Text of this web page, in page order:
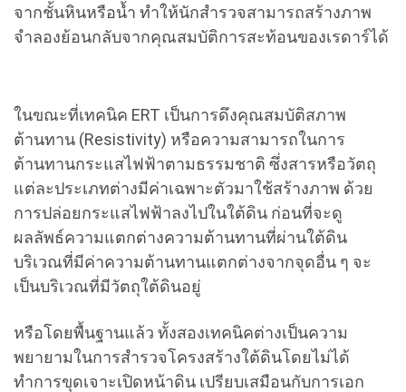
จากชั้นหินหรือน้ำ ทำให้นักสำรวจสามารถสร้างภาพ
จำลองย้อนกลับจากคุณสมบัติการสะท้อนของเรดาร์ได้
ในขณะที่เทคนิค ERT เป็นการดึงคุณสมบัติสภาพ
ต้านทาน (Resistivity) หรือความสามารถในการ
ต้านทานกระแสไฟฟ้าตามธรรมชาติ ซึ่งสารหรือวัตถุ
แต่ละประเภทต่างมีค่าเฉพาะตัวมาใช้สร้างภาพ ด้วย
การปล่อยกระแสไฟฟ้าลงไปในใต้ดิน ก่อนที่จะดู
ผลลัพธ์ความแตกต่างความต้านทานที่ผ่านใต้ดิน
บริเวณที่มีค่าความต้านทานแตกต่างจากจุดอื่น ๆ จะ
เป็นบริเวณที่มีวัตถุใต้ดินอยู่
หรือโดยพื้นฐานแล้ว ทั้งสองเทคนิคต่างเป็นความ
พยายามในการสำรวจโครงสร้างใต้ดินโดยไม่ได้
ทำการขุดเจาะเปิดหน้าดิน เปรียบเสมือนกับการเอก